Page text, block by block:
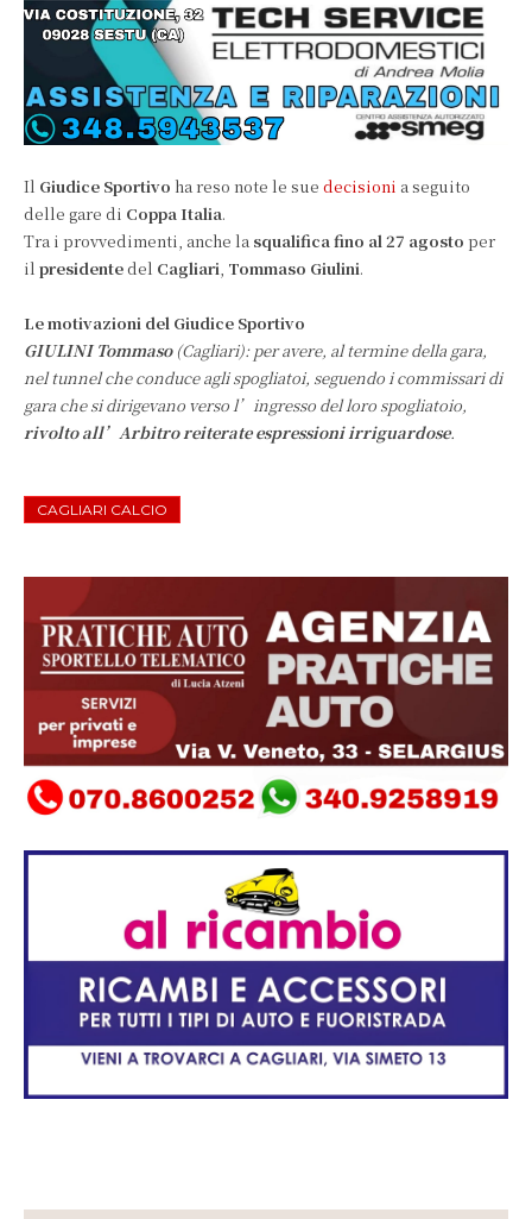
Il Giudice Sportivo ha reso note le sue decisioni a seguito
delle gare di Coppa Italia.
Tra i provvedimenti, anche la squalifica fino al 27 agosto per
il presidentedel Cagliari Tommaso Giulini.
Le motivazioni del Giudice Sportivo
GIULINI Tommaso(Cagliari): per avere, al termine della gara,
nel tunnel che conduce agli spogliatoi, seguendo i commissari di
gara che si dirigevano verso l’ingresso del loro spogliatoio,
rivolto all’Arbitro reiterate espressioni irriguardose.
CAGLIARI CALCIO